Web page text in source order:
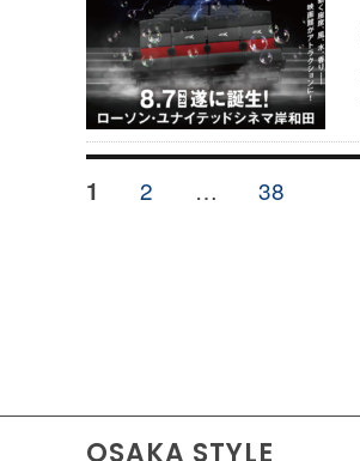
稿
ペ
1 ペ
2 … ペ
38
OSAKA STYLE